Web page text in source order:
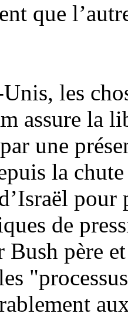
que
les
assure la
une
la
pour
de
Bush père